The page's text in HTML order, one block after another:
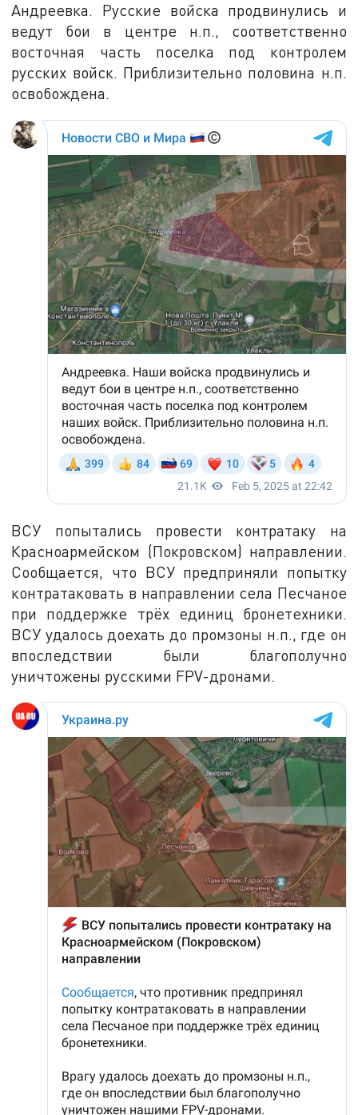
Андреевка. Русские войска продвинулись и
ведут бои в центре н.п., соответственно
восточная часть поселка под контролем
русских войск. Приблизительно половина н.п.
освобождена.
ВСУ попытались провести контратаку на
Красноармейском (Покровском) направлении.
Сообщается, что ВСУ предприняли попытку
контратаковать в направлении села Песчаное
при поддержке трёх единиц бронетехники.
ВСУ удалось доехать до промзоны н.п., где он
впоследствии были благополучно
уничтожены русскими FPV-дронами.